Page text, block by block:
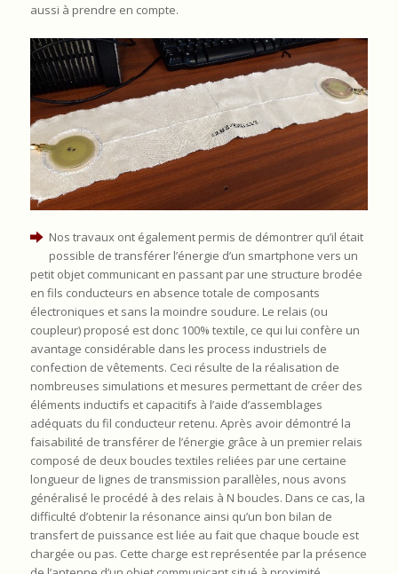
aussi à prendre en compte.
Nos travaux ont également permis de démontrer qu’il était
possible de transférer l’énergie d’un smartphone vers un
petit objet communicant en passant par une structure brodée
en fils conducteurs en absence totale de composants
électroniques et sans la moindre soudure. Le relais (ou
coupleur) proposé est donc 100% textile, ce qui lui confère un
avantage considérable dans les process industriels de
confection de vêtements. Ceci résulte de la réalisation de
nombreuses simulations et mesures permettant de créer des
éléments inductifs et capacitifs à l’aide d’assemblages
adéquats du fil conducteur retenu. Après avoir démontré la
faisabilité de transférer de l’énergie grâce à un premier relais
composé de deux boucles textiles reliées par une certaine
longueur de lignes de transmission parallèles, nous avons
généralisé le procédé à des relais à N boucles. Dans ce cas, la
difficulté d’obtenir la résonance ainsi qu’un bon bilan de
transfert de puissance est liée au fait que chaque boucle est
chargée ou pas. Cette charge est représentée par la présence